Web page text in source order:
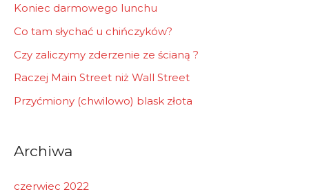
Koniec darmowego lunchu
Co tam słychać u chińczyków?
Czy zaliczymy zderzenie ze ścianą ?
Raczej Main Street niż Wall Street
Przyćmiony (chwilowo) blask złota
Archiwa
czerwiec 2022